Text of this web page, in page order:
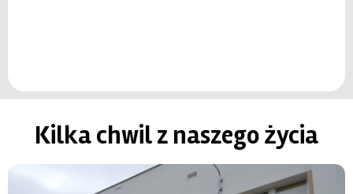
Kilka chwil z naszego życia